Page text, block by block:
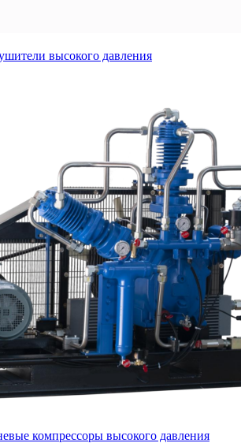
высокого давления
компрессоры высокого давления